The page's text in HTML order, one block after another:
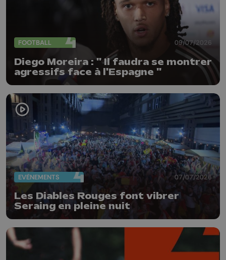
FOOTBALL 09/07/2026
Diego Moreira : " Il faudra se montrer
agressifs face à l'Espagne "
EVÈNEMENTS 07/07/2026
Les Diables Rouges font vibrer
Seraing en pleine nuit